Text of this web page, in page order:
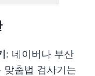
: 네이버나 부산
맞춤법 검사기는